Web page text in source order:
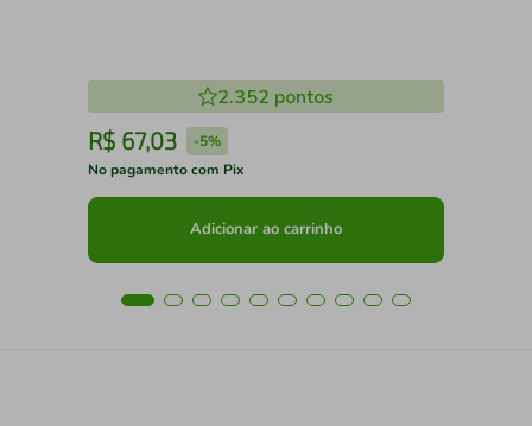
2.352 pontos
R$ 67,03 -5%
No pagamento com Pix
Adicionar ao carrinho